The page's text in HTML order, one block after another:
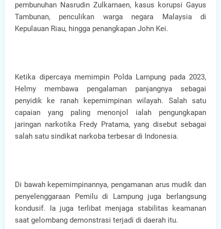
pembunuhan Nasrudin Zulkarnaen, kasus korupsi Gayus
Tambunan, penculikan warga negara Malaysia di
Kepulauan Riau, hingga penangkapan John Kei.
Ketika dipercaya memimpin Polda Lampung pada 2023,
Helmy membawa pengalaman panjangnya sebagai
penyidik ke ranah kepemimpinan wilayah. Salah satu
capaian yang paling menonjol ialah pengungkapan
jaringan narkotika Fredy Pratama, yang disebut sebagai
salah satu sindikat narkoba terbesar di Indonesia.
Di bawah kepemimpinannya, pengamanan arus mudik dan
penyelenggaraan Pemilu di Lampung juga berlangsung
kondusif. Ia juga terlibat menjaga stabilitas keamanan
saat gelombang demonstrasi terjadi di daerah itu.